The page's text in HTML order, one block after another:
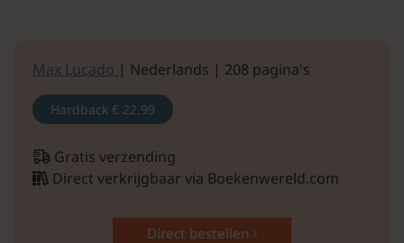
Max Lucado | Nederlands | 208 pagina's
Hardback € 22.99
Gratis verzending
Direct verkrijgbaar via Boekenwereld.com
Direct bestellen